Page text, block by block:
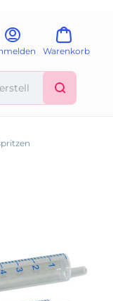
Warenkorb